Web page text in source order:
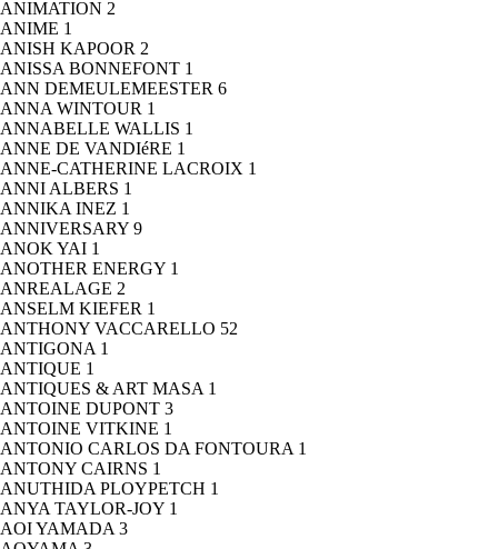
ANIMATION 2
ANIME 1
ANISH KAPOOR 2
ANISSA BONNEFONT 1
ANN DEMEULEMEESTER 6
ANNA WINTOUR 1
ANNABELLE WALLIS 1
ANNE DE VANDIéRE 1
ANNE-CATHERINE LACROIX 1
ANNI ALBERS 1
ANNIKA INEZ 1
ANNIVERSARY 9
ANOK YAI 1
ANOTHER ENERGY 1
ANREALAGE 2
ANSELM KIEFER 1
ANTHONY VACCARELLO 52
ANTIGONA 1
ANTIQUE 1
ANTIQUES & ART MASA 1
ANTOINE DUPONT 3
ANTOINE VITKINE 1
ANTONIO CARLOS DA FONTOURA 1
ANTONY CAIRNS 1
ANUTHIDA PLOYPETCH 1
ANYA TAYLOR-JOY 1
AOI YAMADA 3